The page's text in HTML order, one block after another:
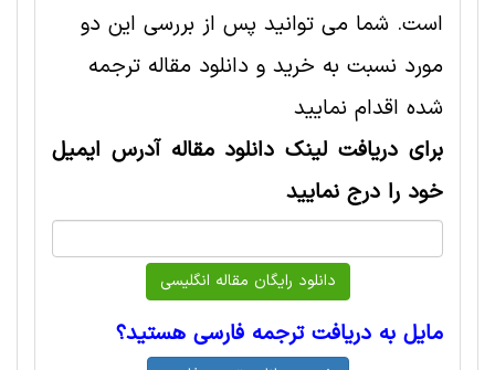
است. شما می توانید پس از بررسی این دو
مورد نسبت به خرید و دانلود مقاله ترجمه
شده اقدام نمایید
برای دریافت لینک دانلود مقاله آدرس ایمیل
خود را درج نمایید
مایل به دریافت ترجمه فارسی هستید؟